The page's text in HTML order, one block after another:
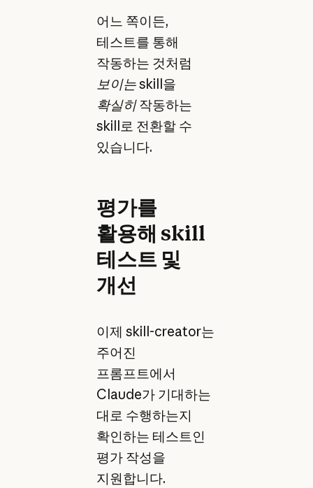
어느 쪽이든,
테스트를 통해
작동하는 것처럼
보이는skill을
확실히작동하는
skill로 전환할 수
있습니다.
평가를
활용해 skill
테스트 및
개선
이제 skill-creator는
주어진
프롬프트에서
Claude가 기대하는
대로 수행하는지
확인하는 테스트인
평가 작성을
지원합니다.